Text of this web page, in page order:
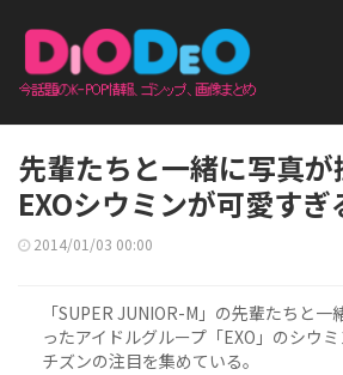
先輩たちと一緒に写真
EXOシウミンが可愛すぎ
2014/01/03 00:00
「SUPER JUNIOR-M」の先輩たちと
ったアイドルグループ「EXO」のシウ
チズンの注目を集めている。